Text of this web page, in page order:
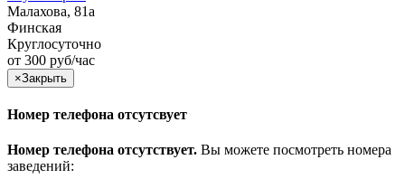
Малахова, 81а
Финская
Круглосуточно
от 300 руб/час
×Закрыть
Номер телефона отсутсвует
Номер телефона отсутствует. Вы можете посмотреть номера
заведений: